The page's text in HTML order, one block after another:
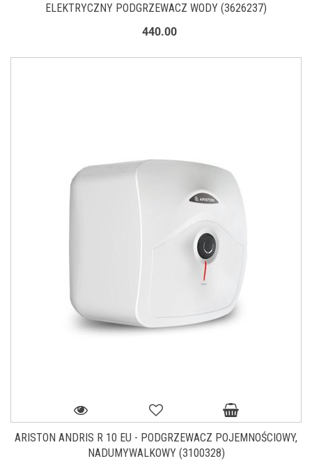
ELEKTRYCZNY PODGRZEWACZ WODY (3626237)
440.00
ARISTON ANDRIS R 10 EU - PODGRZEWACZ POJEMNOŚCIOWY,
NADUMYWALKOWY (3100328)